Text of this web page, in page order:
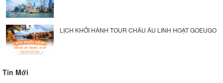
LỊCH KHỞI HÀNH TOUR CHÂU ÂU LINH HOẠT GOEUGO
Tin Mới